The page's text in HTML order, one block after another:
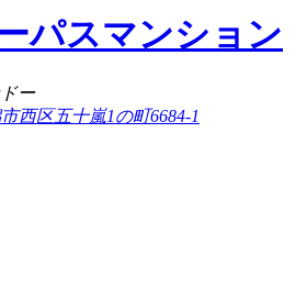
ー
西区五十嵐1の町6684-1